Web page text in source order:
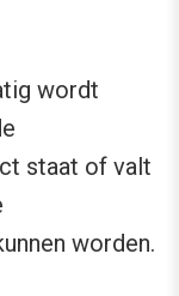
wordt
staat of valt
worden.